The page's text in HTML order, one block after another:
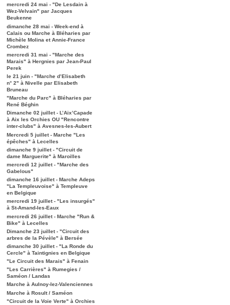
mercredi 24 mai - "De Lesdain à
Wez-Velvain" par Jacques
Beukenne
dimanche 28 mai - Week-end à
Calais ou Marche à Bléharies par
Michèle Molina et Annie-France
Crombez
mercredi 31 mai - "Marche des
Marais" à Hergnies par Jean-Paul
Perek
le 21 juin - "Marche d’Elisabeth
n° 2" à Nivelle par Elisabeth
Bruneau
"Marche du Parc" à Bléharies par
René Béghin
Dimanche 02 juillet - L’Aix’Capade
à Aix les Orchies OU "Rencontre
inter-clubs" à Avesnes-les-Aubert
Mercredi 5 juillet - Marche "Les
épêches" à Lecelles
dimanche 9 juillet - "Circuit de
dame Marguerite" à Maroilles
mercredi 12 juillet - "Marche des
Gabelous"
dimanche 16 juillet - Marche Adeps
"La Templeuvoise" à Templeuve
en Belgique
mercredi 19 juillet - "Les insurgés"
à St-Amand-les-Eaux
mercredi 26 juillet - Marche "Run &
Bike" à Lecelles
Dimanche 23 juillet - "Circuit des
arbres de la Pévèle" à Bersée
dimanche 30 juillet - "La Ronde du
Cercle" à Taintignies en Belgique
"Le Circuit des Marais" à Fenain
"Les Carrières" à Rumegies /
Saméon / Landas
Marche à Aulnoy-lez-Valenciennes
Marche à Rosult / Saméon
"Circuit de la Voie Verte" à Orchies